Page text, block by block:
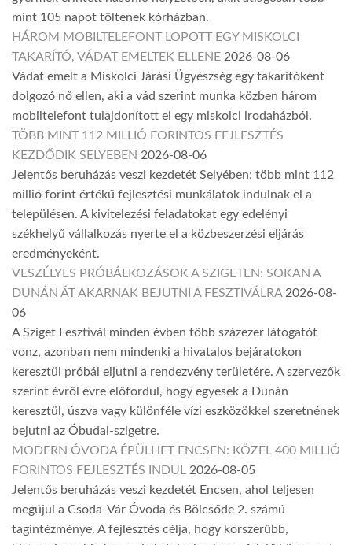
mint 105 napot töltenek kórházban.
HÁROM MOBILTELEFONT LOPOTT EGY MISKOLCI
TAKARÍTÓ, VÁDAT EMELTEK ELLENE 2026-08-06
Vádat emelt a Miskolci Járási Ügyészség egy takarítóként
dolgozó nő ellen, aki a vád szerint munka közben három
mobiltelefont tulajdonított el egy miskolci irodaházból.
TÖBB MINT 112 MILLIÓ FORINTOS FEJLESZTÉS
KEZDŐDIK SELYEBEN 2026-08-06
Jelentős beruházás veszi kezdetét Selyében: több mint 112
millió forint értékű fejlesztési munkálatok indulnak el a
településen. A kivitelezési feladatokat egy edelényi
székhelyű vállalkozás nyerte el a közbeszerzési eljárás
eredményeként.
VESZÉLYES PRÓBÁLKOZÁSOK A SZIGETEN: SOKAN A
DUNÁN ÁT AKARNAK BEJUTNI A FESZTIVÁLRA 2026-08-
06
A Sziget Fesztivál minden évben több százezer látogatót
vonz, azonban nem mindenki a hivatalos bejáratokon
keresztül próbál eljutni a rendezvény területére. A szervezők
szerint évről évre előfordul, hogy egyesek a Dunán
keresztül, úszva vagy különféle vízi eszközökkel szeretnének
bejutni az Óbudai-szigetre.
MODERN ÓVODA ÉPÜLHET ENCSEN: KÖZEL 400 MILLIÓ
FORINTOS FEJLESZTÉS INDUL 2026-08-05
Jelentős beruházás veszi kezdetét Encsen, ahol teljesen
megújul a Csoda-Vár Óvoda és Bölcsőde 2. számú
tagintézménye. A fejlesztés célja, hogy korszerűbb,